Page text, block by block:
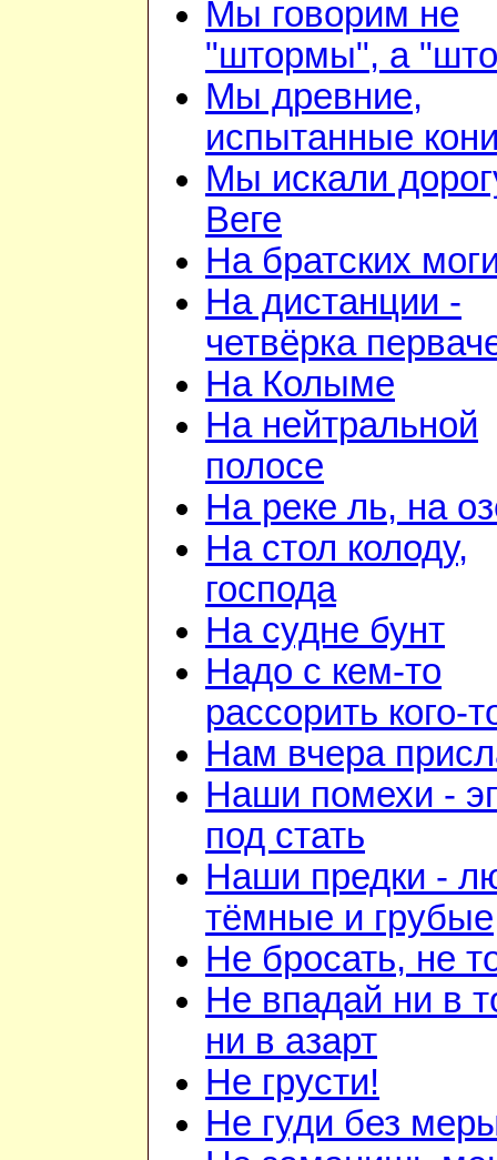
Мы говорим не
"штормы", а
Мы древние,
испытанные
Мы искали
Веге
На братских
На дистанции -
четвёрка
На Колыме
На нейтральной
полосе
На реке ль, на
На стол колоду,
господа
На судне бунт
Надо с кем-то
рассорить кого-
Нам вчера
Наши помехи -
под стать
Наши предки -
тёмные и грубые
Не бросать, не
Не впадай ни в
ни в азарт
Не грусти!
Не гуди без